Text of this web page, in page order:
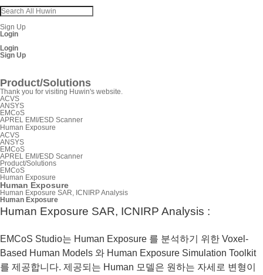
Sign Up
Login
Login
Sign Up
Product/Solutions
Thank you for visiting Huwin's website.
ACVS
ANSYS
EMCoS
APREL EMI/ESD Scanner
Human Exposure
ACVS
ANSYS
EMCoS
APREL EMI/ESD Scanner
Product/Solutions
EMCoS
Human Exposure
Human Exposure
Human Exposure SAR, ICNIRP Analysis
Human Exposure
Human Exposure SAR, ICNIRP Analysis :
EMCoS Studio는 Human Exposure 를 분석하기 위한 Voxel-
Based Human Models 와 Human Exposure Simulation Toolkit
를 제공합니다. 제공되는 Human 모델은 원하는 자세로 변형이